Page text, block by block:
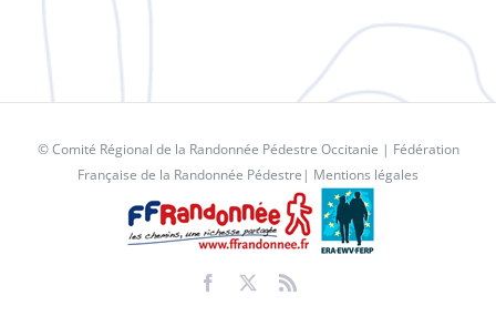
© Comité Régional de la Randonnée Pédestre Occitanie | Fédération
Française de la Randonnée Pédestre | Mentions légales
Facebook